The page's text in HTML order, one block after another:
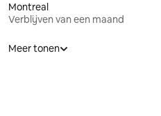
Montreal
Verblijven van een maand
Meer tonen